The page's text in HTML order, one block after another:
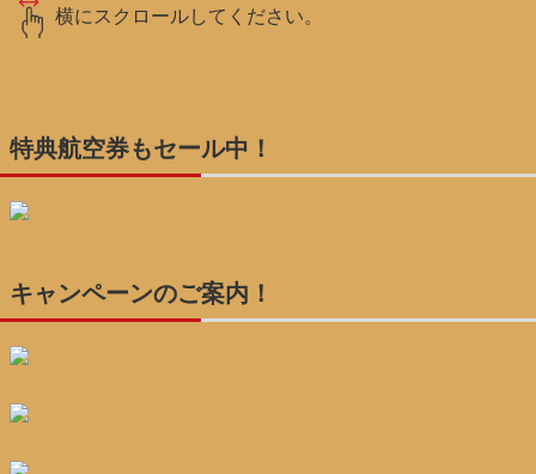
横にスクロールしてください。
特典航空券もセール中！
キャンペーンのご案内！